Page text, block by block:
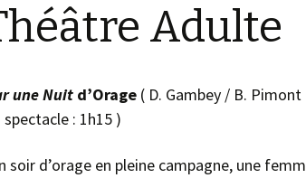
Théâtre Jeune PublicAtelier LectureComédienne
Adulte
une Nuit d’Orage ( D. Gambey / B.
spectacle : 1h15 )
soir d’orage en pleine campagne, une